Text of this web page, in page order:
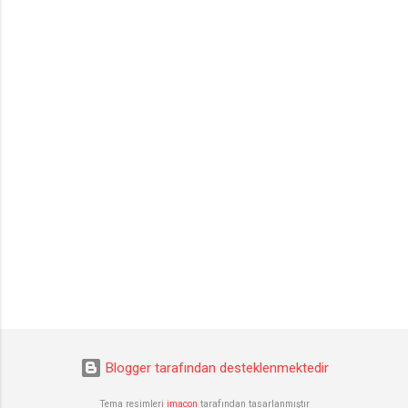
Blogger tarafından desteklenmektedir
Tema resimleri imacon tarafından tasarlanmıştır